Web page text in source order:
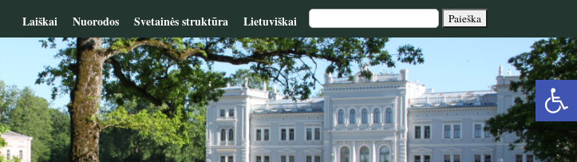
Laiškai Nuorodos Svetainės struktūra Lietuviškai